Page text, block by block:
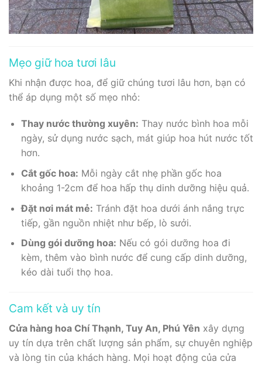
Mẹo giữ hoa tươi lâu
Khi nhận được hoa, để giữ chúng tươi lâu hơn, bạn có
thể áp dụng một số mẹo nhỏ:
Thay nước thường xuyên: Thay nước bình hoa mỗi
ngày, sử dụng nước sạch, mát giúp hoa hút nước tốt
hơn.
Cắt gốc hoa: Mỗi ngày cắt nhẹ phần gốc hoa
khoảng 1-2cm để hoa hấp thụ dinh dưỡng hiệu quả.
Đặt nơi mát mẻ: Tránh đặt hoa dưới ánh nắng trực
tiếp, gần nguồn nhiệt như bếp, lò sưởi.
Dùng gói dưỡng hoa: Nếu có gói dưỡng hoa đi
kèm, thêm vào bình nước để cung cấp dinh dưỡng,
kéo dài tuổi thọ hoa.
Cam kết và uy tín
Cửa hàng hoa Chí Thạnh, Tuy An, Phú Yên xây dựng
uy tín dựa trên chất lượng sản phẩm, sự chuyên nghiệp
và lòng tin của khách hàng. Mọi hoạt động của cửa